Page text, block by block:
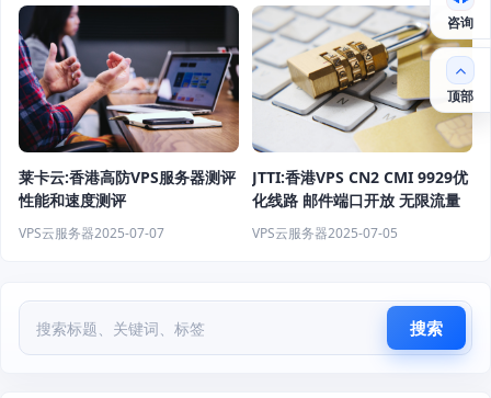
莱卡云:香港高防VPS服务器测评
性能和速度测评
VPS云服务器2025-07-07
JTTI:香港VPS CN2 CMI 9929优
化线路 邮件端口开放 无限流量
VPS云服务器2025-07-05
搜索
咨询
顶部